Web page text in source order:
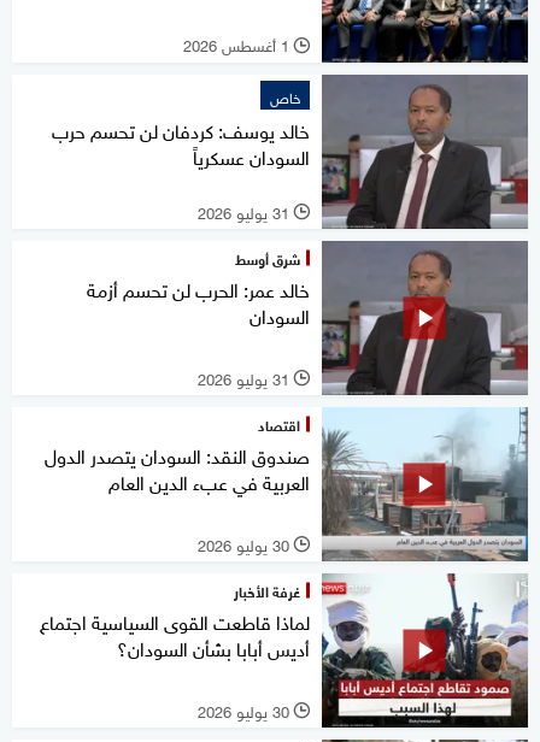
l 1 أغسطس 2026
خاص
خالد يوسف: كردفان لن تحسم حرب
السودان عسكرياً
l 31 يوليو 2026
شرق أوسط
خالد عمر: الحرب لن تحسم أزمة
السودان
l 31 يوليو 2026
اقتصاد
صندوق النقد: السودان يتصدر الدول
العربية في عبء الدين العام
l 30 يوليو 2026
غرفة الأخبار
لماذا قاطعت القوى السياسية اجتماع
أديس أبابا بشأن السودان؟
l 30 يوليو 2026